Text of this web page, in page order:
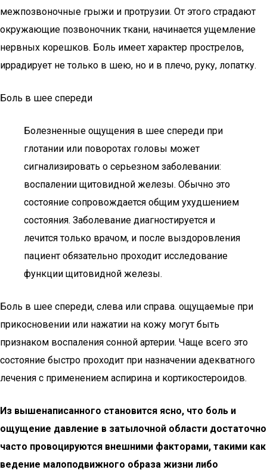
межпозвоночные грыжи и протрузии. От этого страдают
окружающие позвоночник ткани, начинается ущемление
нервных корешков. Боль имеет характер прострелов,
иррадирует не только в шею, но и в плечо, руку, лопатку.
Боль в шее спереди
Болезненные ощущения в шее спереди при
глотании или поворотах головы может
сигнализировать о серьезном заболевании:
воспалении щитовидной железы. Обычно это
состояние сопровождается общим ухудшением
состояния. Заболевание диагностируется и
лечится только врачом, и после выздоровления
пациент обязательно проходит исследование
функции щитовидной железы.
Боль в шее спереди, слева или справа. ощущаемые при
прикосновении или нажатии на кожу могут быть
признаком воспаления сонной артерии. Чаще всего это
состояние быстро проходит при назначении адекватного
лечения с применением аспирина и кортикостероидов.
Из вышенаписанного становится ясно, что боль и
ощущение давление в затылочной области достаточно
часто провоцируются внешними факторами, такими как
ведение малоподвижного образа жизни либо